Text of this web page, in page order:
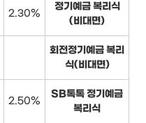
2.30%
정기예금 복리식
(비대면)
회전정기예금 복리
식(비대면)
2.50%
SB톡톡 정기예금
복리식